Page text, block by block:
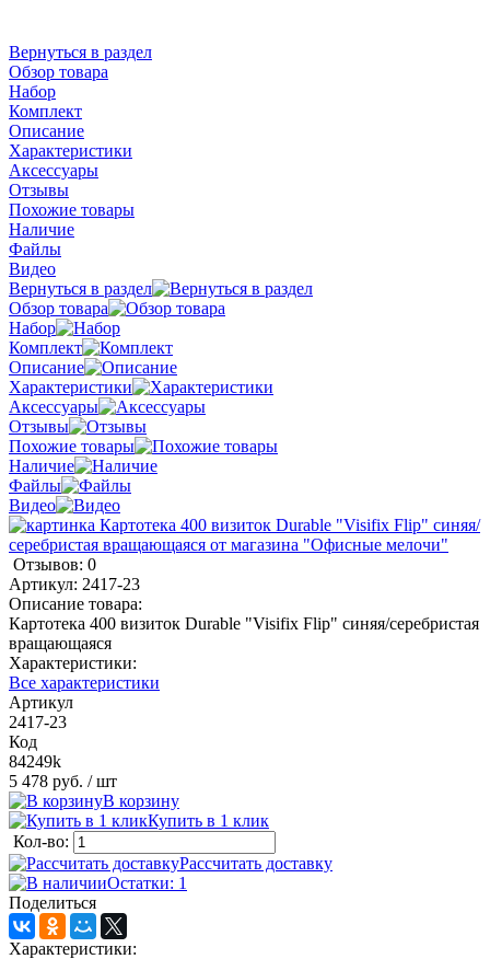
Вернуться в раздел
Обзор товара
Набор
Комплект
Описание
Характеристики
Аксессуары
Отзывы
Похожие товары
Наличие
Файлы
Видео
Вернуться в раздел
Обзор товара
Набор
Комплект
Описание
Характеристики
Аксессуары
Отзывы
Похожие товары
Наличие
Файлы
Видео
Отзывов: 0
Артикул: 2417-23
Описание товара:
Картотека 400 визиток Durable "Visifix Flip" синяя/серебристая
вращающаяся
Характеристики:
Все характеристики
Артикул
2417-23
Код
84249k
5 478 руб. / шт
В корзину
Купить в 1 клик
Кол-во:
Рассчитать доставку
Остатки: 1
Поделиться
Характеристики: